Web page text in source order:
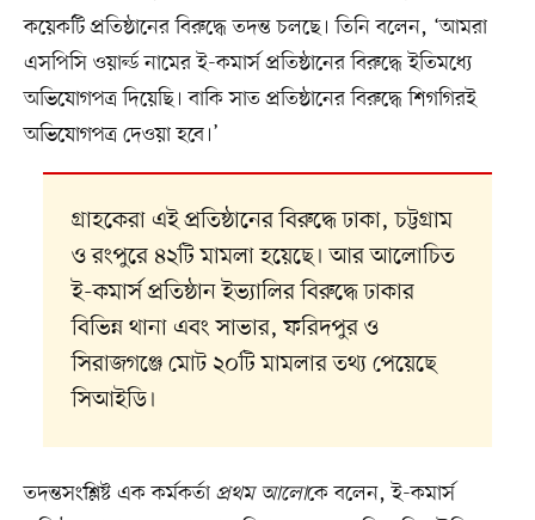
কয়েকটি প্রতিষ্ঠানের বিরুদ্ধে তদন্ত চলছে। তিনি বলেন, ‘আমরা
এসপিসি ওয়ার্ল্ড নামের ই-কমার্স প্রতিষ্ঠানের বিরুদ্ধে ইতিমধ্যে
অভিযোগপত্র দিয়েছি। বাকি সাত প্রতিষ্ঠানের বিরুদ্ধে শিগগিরই
অভিযোগপত্র দেওয়া হবে।’
গ্রাহকেরা এই প্রতিষ্ঠানের বিরুদ্ধে ঢাকা, চট্টগ্রাম
ও রংপুরে ৪২টি মামলা হয়েছে। আর আলোচিত
ই-কমার্স প্রতিষ্ঠান ইভ্যালির বিরুদ্ধে ঢাকার
বিভিন্ন থানা এবং সাভার, ফরিদপুর ও
সিরাজগঞ্জে মোট ২০টি মামলার তথ্য পেয়েছে
সিআইডি।
তদন্তসংশ্লিষ্ট এক কর্মকর্তা প্রথম আলোকে বলেন, ই-কমার্স